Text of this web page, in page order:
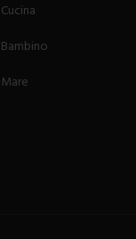
Cucina
Bambino
Mare